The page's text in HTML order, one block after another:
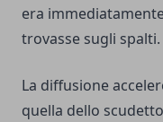
era
trovasse sugli spalti.
La diffusione
quella dello